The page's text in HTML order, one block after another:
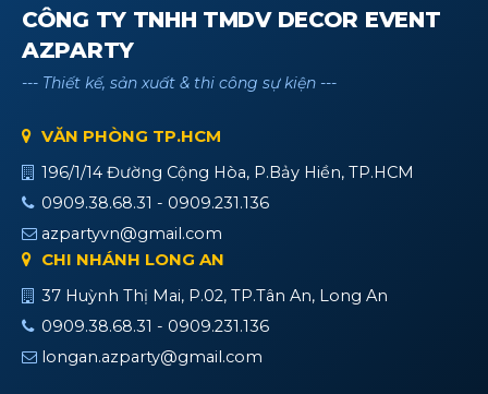
CÔNG TY TNHH TMDV DECOR EVENT
AZPARTY
--- Thiết kế, sản xuất & thi công sự kiện ---
VĂN PHÒNG TP.HCM
196/1/14 Đường Cộng Hòa, P.Bảy Hiền, TP.HCM
0909.38.68.31 - 0909.231.136
azpartyvn@gmail.com
CHI NHÁNH LONG AN
37 Huỳnh Thị Mai, P.02, TP.Tân An, Long An
0909.38.68.31 - 0909.231.136
longan.azparty@gmail.com